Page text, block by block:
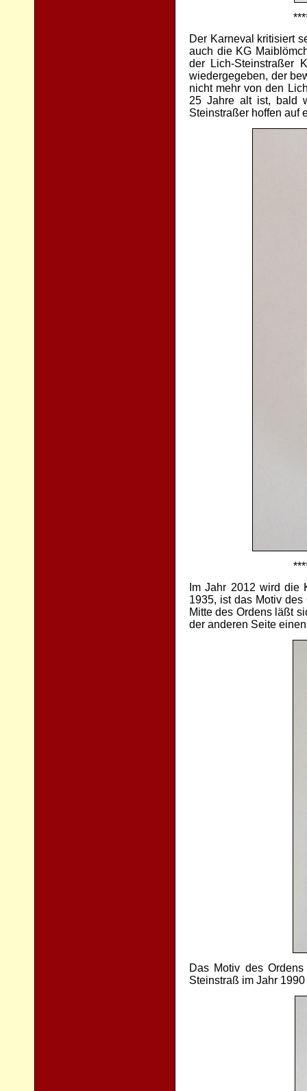
Der Karneval kritisiert
auch die KG
der Lich-Steinstraßer
wiedergegeben, der
nicht mehr von den
25 Jahre alt ist, bald
Steinstraßer hoffen auf
Im Jahr 2012 wird die
1935, ist das Motiv
Mitte des Ordens läßt
der anderen Seite
Das Motiv des
Steinstraß im Jahr